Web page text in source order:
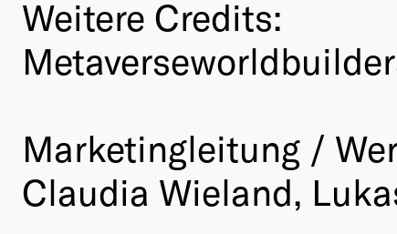
Weitere Credits:
Marketingleitung /
Claudia Wieland,